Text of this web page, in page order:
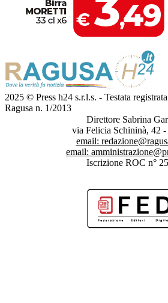
2025 © Press h24 s.r.l.s. - Testata
Ragusa n. 1/2013
Direttore Sabrina
via Felicia Schininà, 42 -
email:
email:
Iscrizione ROC n°